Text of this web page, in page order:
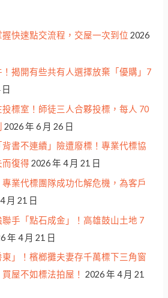
快速點交流程，交屋一次到位 2026
揭開有些共有人選擇放棄「優購」7
標室！師徒三人合夥投標，每人 70
2026 年 6 月 26 日
書不連續」險遭廢標！專業代標協
復得 2026 年 4 月 21 日
專業代標團隊成功化解危機，為客戶
月 21 日
手「點石成金」！高雄鼓山土地 7
年 4 月 21 日
」！檳榔攤夫妻存千萬標下三角窗
屋不如標法拍屋！
2026 年 4 月 21